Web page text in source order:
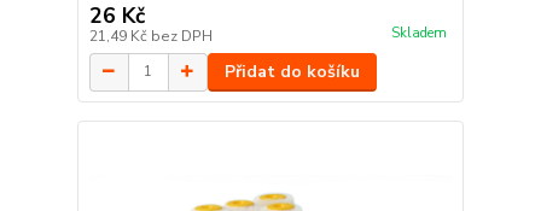
26 Kč
21,49 Kč bez DPH Skladem
Přidat do košíku